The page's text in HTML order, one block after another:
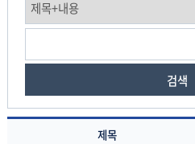
검색
제목